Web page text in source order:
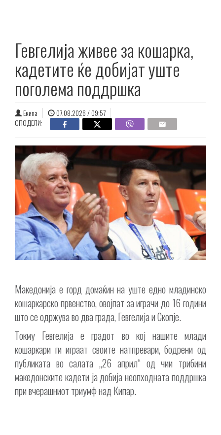
Гевгелија живее за кошарка,
кадетите ќе добијат уште
поголема поддршка
Екипа
07.08.2026 / 09:57
СПОДЕЛИ:
Македонија е горд домаќин на уште едно младинско
кошаркарско првенство, овојпат за играчи до 16 години
што се одржува во два града, Гевгелија и Скопје.
Токму Гевгелија е градот во кој нашите млади
кошаркари ги играат своите натпревари, бодрени од
публиката во салата „26 април“ од чии трибини
македонските кадети ја добија неопходната поддршка
при вчерашниот триумф над Кипар.